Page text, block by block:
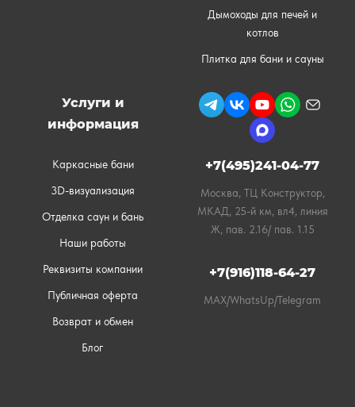
Дымоходы для печей и
котлов
Плитка для бани и сауны
Услуги и
информация
Каркасные бани
3D-визуализация
Отделка саун и бань
Наши работы
Реквизиты компании
Публичная оферта
Возврат и обмен
Блог
+7(495)241-04-77
Москва, ТЦ Конструктор,
МКАД, 25-й км, вл4, линия
Ж, пав. 2.16/ пав. 1.15
+7(916)118-64-27
MAX/WhatsUp/Telegram